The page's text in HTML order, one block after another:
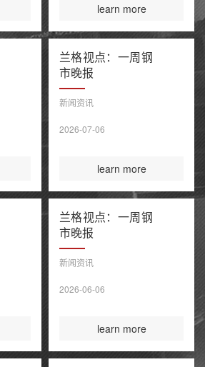
learn more
兰格视点：一周钢
市晚报
新闻资讯
2026-07-06
learn more
兰格视点：一周钢
市晚报
新闻资讯
2026-06-06
learn more